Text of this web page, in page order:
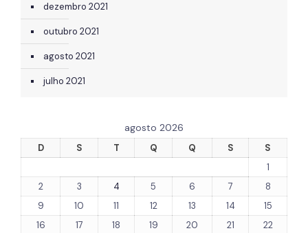
dezembro 2021
outubro 2021
agosto 2021
julho 2021
agosto 2026
D S T Q Q S
S
1
2
3 4 5 6 7
8
9
10 11 12 13 14
15
16
17 18 19 20 21
22